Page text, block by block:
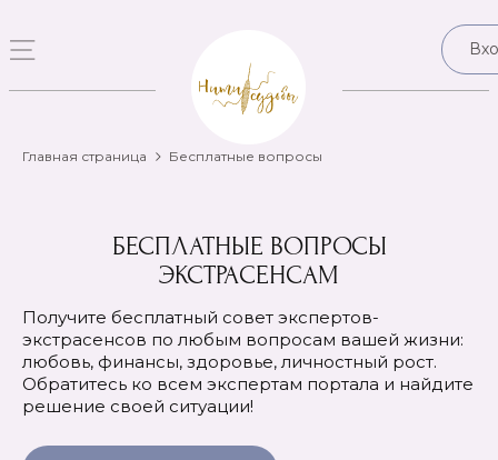
Главная страница Бесплатные вопросы
БЕСПЛАТНЫЕ ВОПРОСЫ
ЭКСТРАСЕНСАМ
Получите бесплатный совет экспертов-
экстрасенсов по любым вопросам вашей жизни:
любовь, финансы, здоровье, личностный рост.
Обратитесь ко всем экспертам портала и найдите
решение своей ситуации!